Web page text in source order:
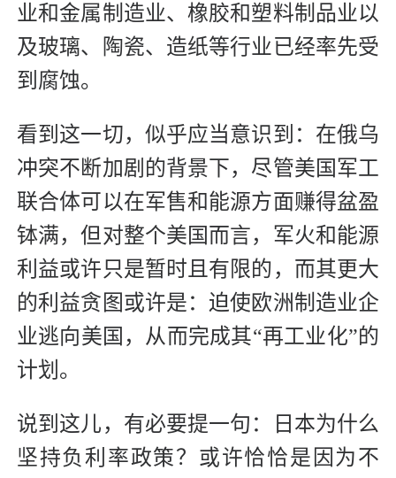
业和金属制造业、橡胶和塑料制品业以
及玻璃、陶瓷、造纸等行业已经率先受
到腐蚀。
看到这一切，似乎应当意识到：在俄乌
冲突不断加剧的背景下，尽管美国军工
联合体可以在军售和能源方面赚得盆盈
钵满，但对整个美国而言，军火和能源
利益或许只是暂时且有限的，而其更大
的利益贪图或许是：迫使欧洲制造业企
业逃向美国，从而完成其“再工业化”的
计划。
说到这儿，有必要提一句：日本为什么
坚持负利率政策？或许恰恰是因为不